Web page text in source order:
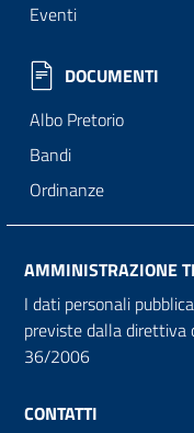
Eventi
DOCUMENTI
Albo Pretorio
Bandi
Ordinanze
AMMINISTRAZIONE
I dati personali
previste dalla direttiva
36/2006
CONTATTI